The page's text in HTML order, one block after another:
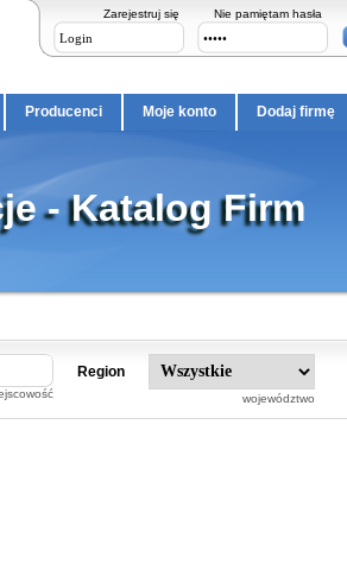
Zarejestruj się Nie pamiętam hasła
Producenci Moje konto Dodaj firmę
- Katalog Firm
Region
województwo